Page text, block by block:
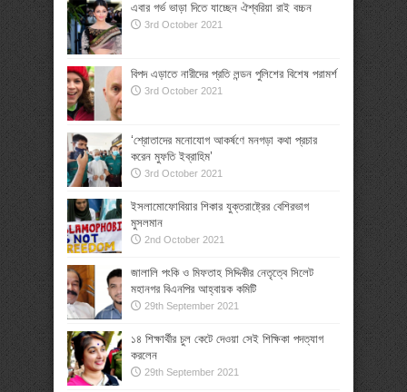
এবার গর্ভ ভাড়া দিতে যাচ্ছেন ঐশ্বরিয়া রাই বচ্চন
3rd October 2021
বিপদ এড়াতে নারীদের প্রতি লন্ডন পুলিশের বিশেষ পরামর্শ
3rd October 2021
‘শ্রোতাদের মনোযোগ আকর্ষণে মনগড়া কথা প্রচার
করেন মুফতি ইব্রাহিম’
3rd October 2021
ইসলামোফোবিয়ার শিকার যুক্তরাষ্ট্রের বেশিরভাগ
মুসলমান
2nd October 2021
জালালি পংকি ও মিফতাহ সিদ্দিকীর নেতৃত্বে সিলেট
মহানগর বিএনপির আহ্বায়ক কমিটি
29th September 2021
১৪ শিক্ষার্থীর চুল কেটে দেওয়া সেই শিক্ষিকা পদত্যাগ
করলেন
29th September 2021